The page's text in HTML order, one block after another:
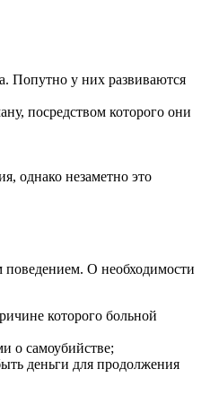
Попутно у них развиваются
посредством которого они
однако незаметно это
О необходимости
которого больной
о самоубийстве;
деньги для продолжения